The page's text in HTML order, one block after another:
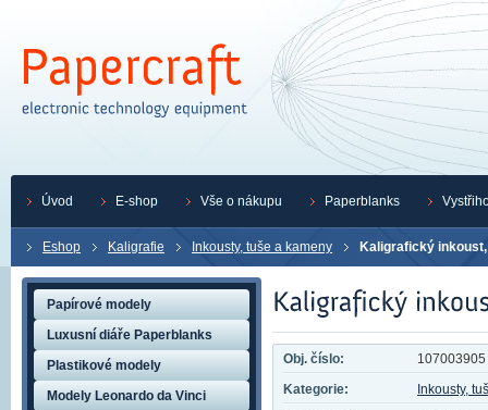
Eshop Kaligrafie Inkousty, tuše a kameny Kaligrafický
Obj. číslo:
107003905
Kategorie:
Inkousty,
Papírové modely
Luxusní diáře Paperblanks
Plastikové modely
Modely Leonardo da Vinci
Úvod E-shop Vše o nákupu Paperblanks